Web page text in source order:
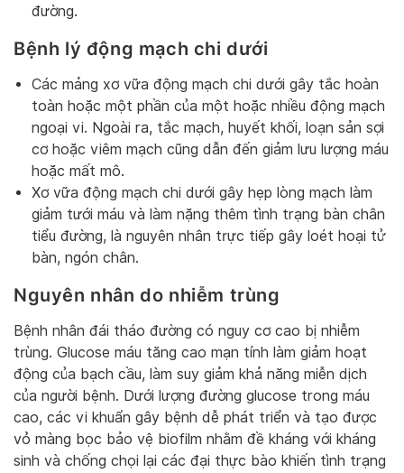
đường.
Bệnh lý động mạch chi dưới
Các mảng xơ vữa động mạch chi dưới gây tắc hoàn
toàn hoặc một phần của một hoặc nhiều động mạch
ngoại vi. Ngoài ra, tắc mạch, huyết khối, loạn sản sợi
cơ hoặc viêm mạch cũng dẫn đến giảm lưu lượng máu
hoặc mất mô.
Xơ vữa động mạch chi dưới gây hẹp lòng mạch làm
giảm tưới máu và làm nặng thêm tình trạng bàn chân
tiểu đường, là nguyên nhân trực tiếp gây loét hoại tử
bàn, ngón chân.
Nguyên nhân do nhiễm trùng
Bệnh nhân đái tháo đường có nguy cơ cao bị nhiễm
trùng. Glucose máu tăng cao mạn tính làm giảm hoạt
động của bạch cầu, làm suy giảm khả năng miễn dịch
của người bệnh. Dưới lượng đường glucose trong máu
cao, các vi khuẩn gây bệnh dễ phát triển và tạo được
vỏ màng bọc bảo vệ biofilm nhằm đề kháng với kháng
sinh và chống chọi lại các đại thực bào khiến tình trạng